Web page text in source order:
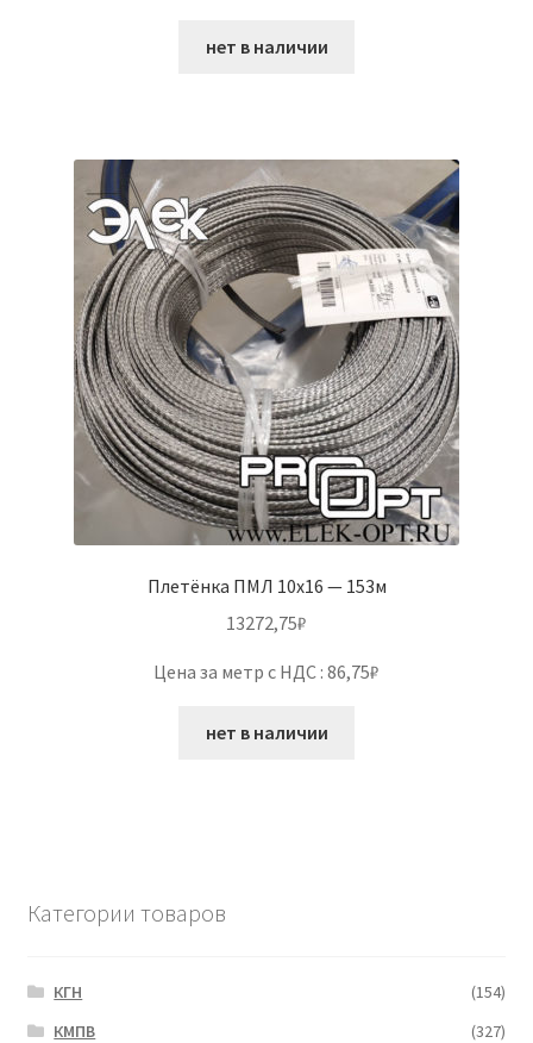
нет в наличии
Плетёнка ПМЛ 10х16 — 153м
13272,75₽
Цена за метр с НДС : 86,75₽
нет в наличии
Категории товаров
КГН
(154)
КМПВ
(327)